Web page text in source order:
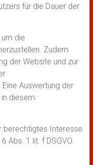
für die Dauer der
die
Zudem
der Website und zur
Auswertung der
diesem
berechtigtes Interesse
Abs. 1 lit. f DSGVO.